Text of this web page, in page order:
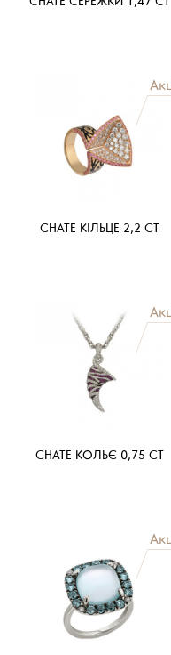
CHATE КІЛЬЦЕ 2,2 CT
CHATE КОЛЬЄ 0,75 CT